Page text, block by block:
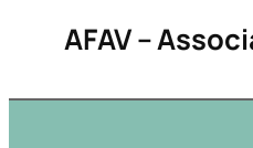
contenu
AFAV –